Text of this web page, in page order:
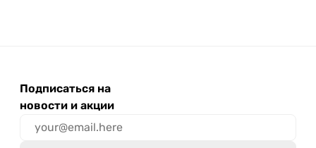
Подписаться на
новости и акции